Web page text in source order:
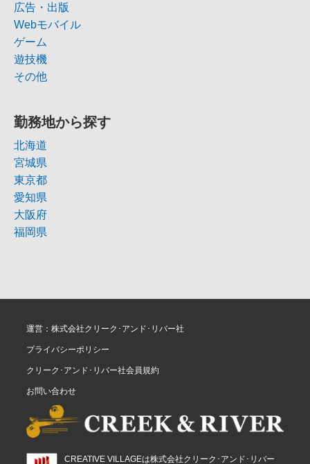
広告・出版
Webモバイル
ゲーム
遊技機
その他
勤務地から探す
北海道
宮城県
東京都
愛知県
大阪府
福岡県
運営：株式会社クリーク･アンド･リバー社
プライバシーポリシー
クリーク･アンド･リバー社会員規約
お問い合わせ
CREATIVE VILLAGEは株式会社クリーク･アンド･リバー